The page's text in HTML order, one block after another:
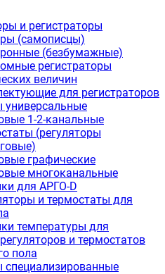
и регистраторы
(самописцы)
(безбумажные)
регистраторы
величин
для регистраторов
универсальные
1-2-канальные
(регуляторы
графические
многоканальные
для АРГО-D
и термостаты для
температуры для
и термостатов
пола
специализированные